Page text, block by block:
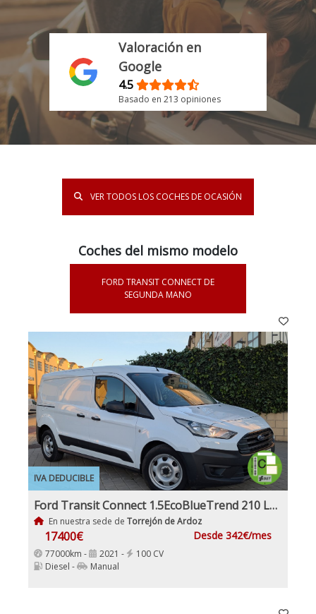
Valoración en
Google
4.5
Basado en 213 opiniones
VER TODOS LOS COCHES DE OCASIÓN
Coches del mismo modelo
FORD TRANSIT CONNECT DE
SEGUNDA MANO
IVA DEDUCIBLE
Ford Transit Connect 1.5EcoBlueTrend 210 L2 4 Puertas 100Cv Nacional IVA y Garantía Incl Etiqueta C
En nuestra sede de Torrejón de Ardoz
17400€ Desde 342€/mes
77000km - 2021 -
100 CV
Diesel -
Manual